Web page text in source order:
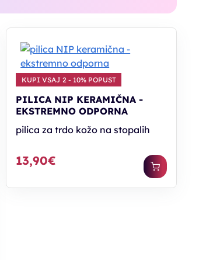
KUPI VSAJ 2 - 10% POPUST
PILICA NIP KERAMIČNA -
EKSTREMNO ODPORNA
pilica za trdo kožo na stopalih
13,90€